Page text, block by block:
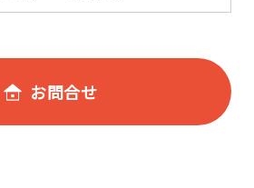
お問合せ